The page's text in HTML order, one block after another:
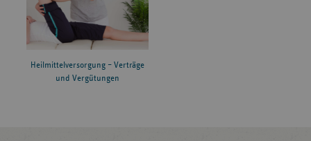
Heilmittelversorgung – Verträge
und Vergütungen